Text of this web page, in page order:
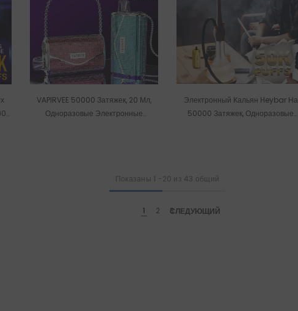
VAPIRVEE 50000 Затяжек, 20 Мл,
Одноразовые Электронные
Электронный Кальян Heybar На
50000 Затяжек, Одноразовые
Показаны 1 -20 из 43 общий
1 2 3
СЛЕДУЮЩИЙ